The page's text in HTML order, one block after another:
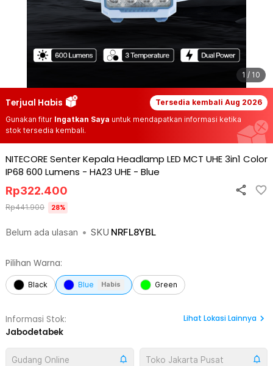
1 / 10
Terjual Habis Tersedia kembali Aug 2026
Gunakan fitur Ingatkan Saya untuk mendapatkan informasi ketika
stok tersedia kembali.
NITECORE Senter Kepala Headlamp LED MCT UHE 3in1 Color
IP68 600 Lumens - HA23 UHE - Blue
Belum ada ulasan • SKU NRFL8YBL
Rp322.400
Rp441.900 28%
Pilihan Warna:
Black Blue Habis Green
Informasi Stok:
Jabodetabek
Lihat Lokasi Lainnya
Gudang Online Toko Jakarta Pusat